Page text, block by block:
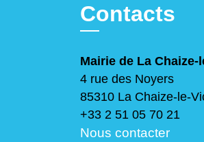
Contacts
Mairie de La Chaize-
4 rue des Noyers
85310 La Chaize-le-
+33 2 51 05 70 21
Nous contacter